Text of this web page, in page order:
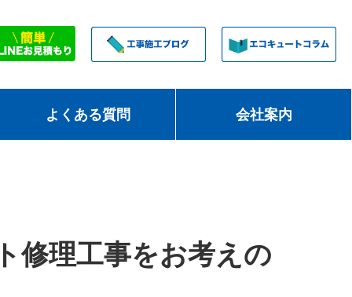
よくある質問 会社案内
修理工事をお考えの